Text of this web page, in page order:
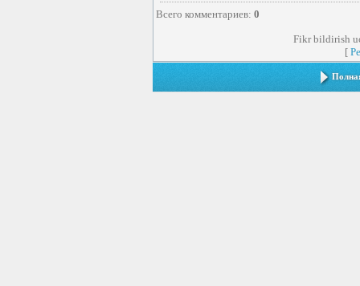
Всего комментариев: 0
Fikr bildirish
[